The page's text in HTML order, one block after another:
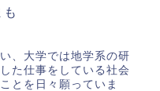
、大学では地学系の研
た仕事をしている社会
とを日々願っていま